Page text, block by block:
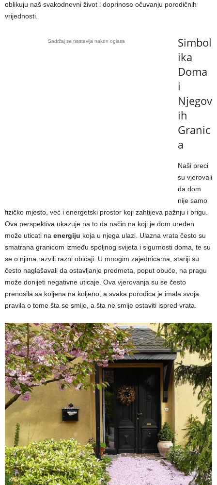
oblikuju naš svakodnevni život i doprinose očuvanju porodičnih
vrijednosti.
Sadržaj se nastavlja nakon oglasa
Simbol
ika
Doma
i
Njegov
ih
Granic
a
Naši preci
su vjerovali
da dom
nije samo
fizičko mjesto, već i energetski prostor koji zahtijeva pažnju i brigu.
Ova perspektiva ukazuje na to da način na koji je dom uređen
može uticati na energiju koja u njega ulazi. Ulazna vrata često su
smatrana granicom između spoljnog svijeta i sigurnosti doma, te su
se o njima razvili razni običaji. U mnogim zajednicama, stariji su
često naglašavali da ostavljanje predmeta, poput obuće, na pragu
može donijeti negativne uticaje. Ova vjerovanja su se često
prenosila sa koljena na koljeno, a svaka porodica je imala svoja
pravila o tome šta se smije, a šta ne smije ostaviti ispred vrata.